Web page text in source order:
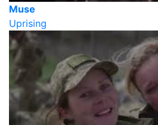
Muse
Uprising